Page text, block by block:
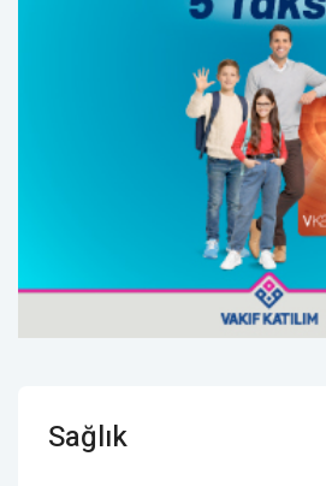
Sağlık